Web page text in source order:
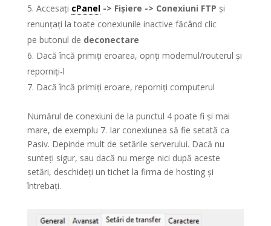
Accesați cPanel-> Fișiere -> Conexiuni FTP și
renunțați la toate conexiunile inactive făcând clic
pe butonul de deconectare
Dacă încă primiți eroarea, opriți modemul/routerul și
reporniți-l
Dacă încă primiți eroare, reporniți computerul
Numărul de conexiuni de la punctul 4 poate fi și mai
mare, de exemplu 7. Iar conexiunea să fie setată ca
Pasiv. Depinde mult de setările serverului. Dacă nu
sunteți sigur, sau dacă nu merge nici după aceste
setări, deschideți un tichet la firma de hosting și
întrebați.